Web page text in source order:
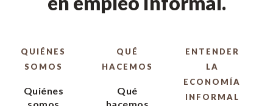
QUIÉNES
SOMOS
Quiénes
QUÉ
HACEMOS
Qué
ENTENDER
LA
ECONOMÍA
INFORMAL